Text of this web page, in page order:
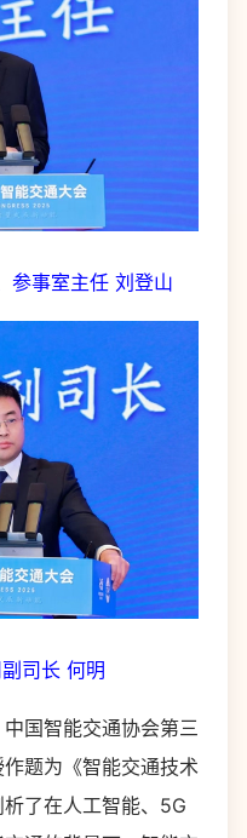
参事室主任 刘登山
司长 何明
国智能交通协会第三
题为《智能交通技术
了在人工智能、5G